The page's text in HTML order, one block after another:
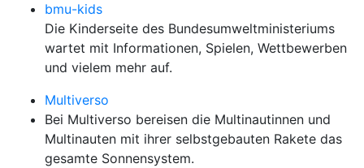
bmu-kids
Die Kinderseite des Bundesumweltministeriums
wartet mit Informationen, Spielen, Wettbewerben
und vielem mehr auf.
Multiverso
Bei Multiverso bereisen die Multinautinnen und
Multinauten mit ihrer selbstgebauten Rakete das
gesamte Sonnensystem.